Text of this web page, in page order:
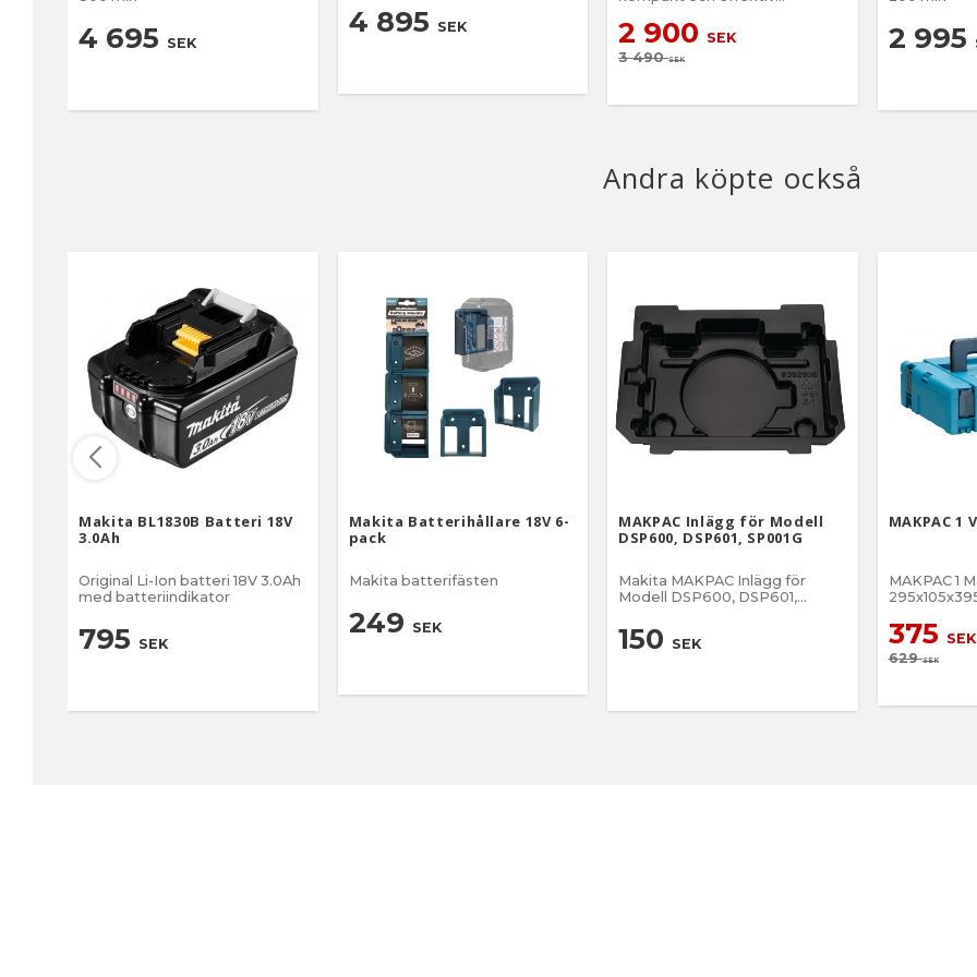
4 695 SEK
4 895 SEK
effektinställningar
2 900 SEK
3 490SEK
2 995
Andra köpte också
Makita BL1830B Batteri 18V
3.0Ah
Original Li-Ion batteri 18V 3.0Ah
med batteriindikator
795 SEK
Makita Batterihållare 18V 6-
pack
Makita batterifästen
249 SEK
MAKPAC Inlägg för Modell
DSP600, DSP601, SP001G
Makita MAKPAC Inlägg för
Modell DSP600, DSP601,
150 SEK
MAKPAC 1
MAKPAC 1
375 SEK
629SEK